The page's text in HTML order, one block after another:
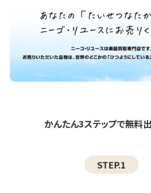
かんたん3ステップで無料
STEP.1